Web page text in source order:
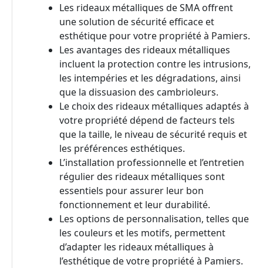
Les rideaux métalliques de SMA offrent
une solution de sécurité efficace et
esthétique pour votre propriété à Pamiers.
Les avantages des rideaux métalliques
incluent la protection contre les intrusions,
les intempéries et les dégradations, ainsi
que la dissuasion des cambrioleurs.
Le choix des rideaux métalliques adaptés à
votre propriété dépend de facteurs tels
que la taille, le niveau de sécurité requis et
les préférences esthétiques.
L’installation professionnelle et l’entretien
régulier des rideaux métalliques sont
essentiels pour assurer leur bon
fonctionnement et leur durabilité.
Les options de personnalisation, telles que
les couleurs et les motifs, permettent
d’adapter les rideaux métalliques à
l’esthétique de votre propriété à Pamiers.